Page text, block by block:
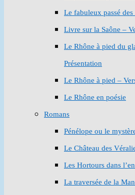
Le fabuleux passé des
Livre sur la Saône –
Le Rhône à pied du
Présentation
Le Rhône à pied –
Le Rhône en poésie
Romans
Pénélope ou le
Le Château des
Les Hortours dans
La traversée de la